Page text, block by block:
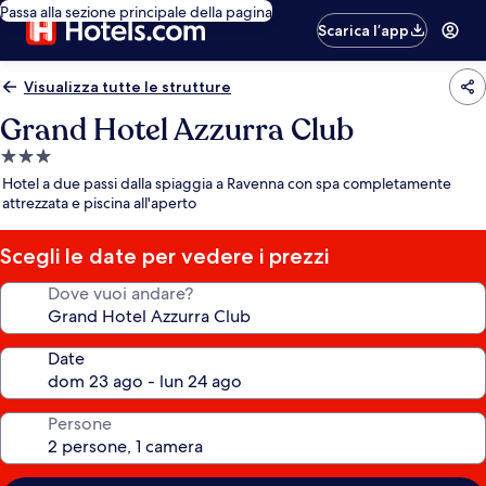
Passa alla sezione principale della pagina
Scarica l’app
Visualizza tutte le strutture
Grand Hotel Azzurra Club
Struttura
a
3.0
stelle
Hotel a due passi dalla spiaggia a Ravenna con spa completamente
attrezzata e piscina all'aperto
Scegli le date per vedere i prezzi
Dove vuoi andare?
Date
Persone